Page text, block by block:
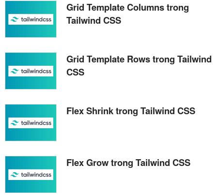
Grid Template Columns trong
Tailwind CSS
Grid Template Rows trong Tailwind
CSS
Flex Shrink trong Tailwind CSS
Flex Grow trong Tailwind CSS